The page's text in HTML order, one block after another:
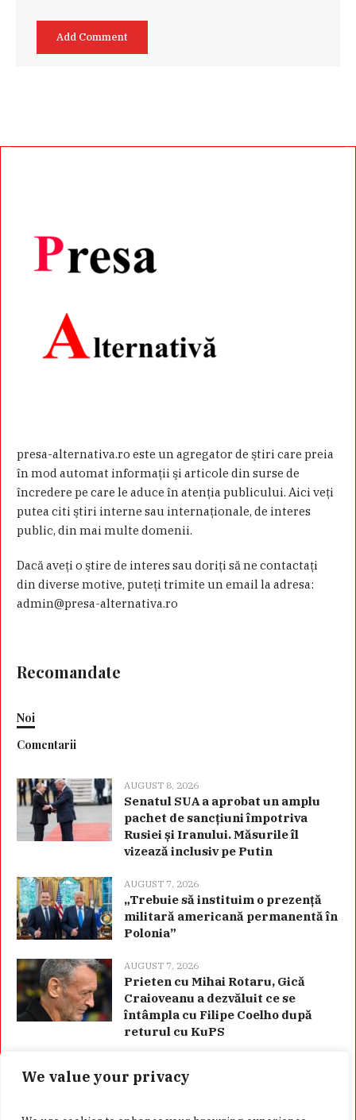
We value your privacy
presa-alternativa.ro este un agregator de ştiri care preia
în mod automat informaţii şi articole din surse de
încredere pe care le aduce în atenţia publicului. Aici veţi
putea citi ştiri interne sau internaţionale, de interes
public, din mai multe domenii.
Dacă aveţi o ştire de interes sau doriţi să ne contactaţi
din diverse motive, puteţi trimite un email la adresa:
admin@presa-alternativa.ro
Recomandate
Noi
Comentarii
AUGUST 8, 2026
Senatul SUA a aprobat un amplu
pachet de sancțiuni împotriva
Rusiei și Iranului. Măsurile îl
vizează inclusiv pe Putin
AUGUST 7, 2026
„Trebuie să instituim o prezență
militară americană permanentă în
Polonia”
AUGUST 7, 2026
Prieten cu Mihai Rotaru, Gică
Craioveanu a dezvăluit ce se
întâmpla cu Filipe Coelho după
returul cu KuPS
Categorii